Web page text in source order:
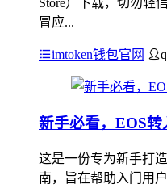
Store）下载，切勿轻
冒应...
imtoken钱包官网
新手必看，EOS
这是一份专为新手打
南，旨在帮助入门用